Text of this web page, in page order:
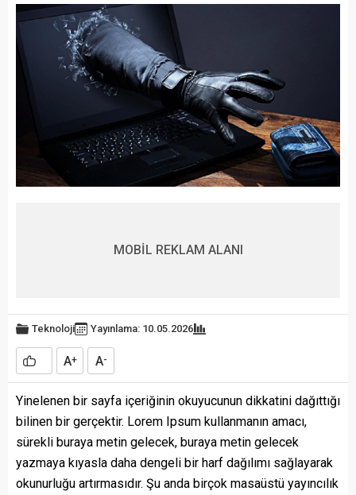
MOBİL REKLAM ALANI
Teknoloji Yayınlama: 10.05.2026
A+ A-
Yinelenen bir sayfa içeriğinin okuyucunun dikkatini dağıttığı
bilinen bir gerçektir. Lorem Ipsum kullanmanın amacı,
sürekli buraya metin gelecek, buraya metin gelecek
yazmaya kıyasla daha dengeli bir harf dağılımı sağlayarak
okunurluğu artırmasıdır. Şu anda birçok masaüstü yayıncılık